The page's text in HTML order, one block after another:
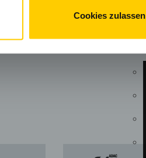
Cookies zulassen